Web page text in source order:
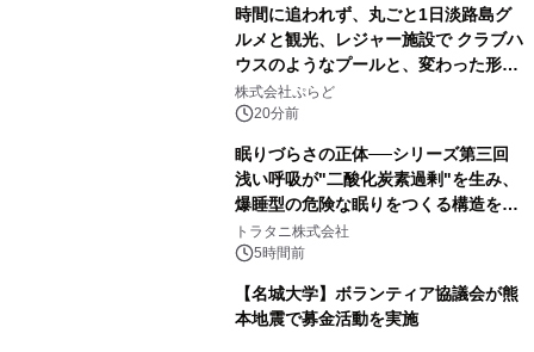
時間に追われず、丸ごと1日淡路島グ
ルメと観光、レジャー施設で クラブハ
ウスのようなプールと、変わった形の
サウナも 「THE BOXY AWAJI」のお
得な素泊まり連泊プランで
株式会社ぷらど
20分前
眠りづらさの正体──シリーズ第三回
浅い呼吸が"二酸化炭素過剰"を生み、
爆睡型の危険な眠りをつくる構造を解
説
トラタニ株式会社
5時間前
【名城大学】ボランティア協議会が熊
本地震で募金活動を実施